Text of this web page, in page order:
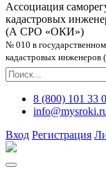
Ассоциация
кадастровых
(А СРО «ОКИ»)
№ 010 в
кадастровых инженеров
8 (800) 101 33
Вход Регистрация